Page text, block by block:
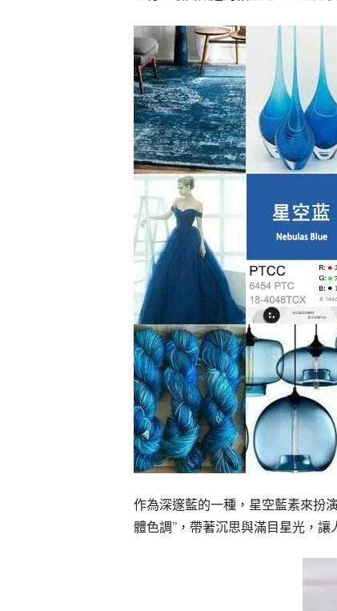
作為深邃藍的一種，星空藍素來扮
體色調”，帶著沉思與滿目星光，讓